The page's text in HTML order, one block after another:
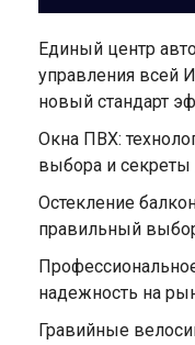
Единый центр
управления всей
новый стандарт
Окна ПВХ:
выбора и секреты
Остекление
правильный
надежность на
Гравийные